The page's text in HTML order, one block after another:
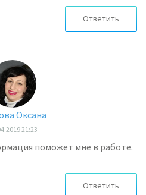
Ответить
Оксана
21:23
поможет мне в работе.
Ответить